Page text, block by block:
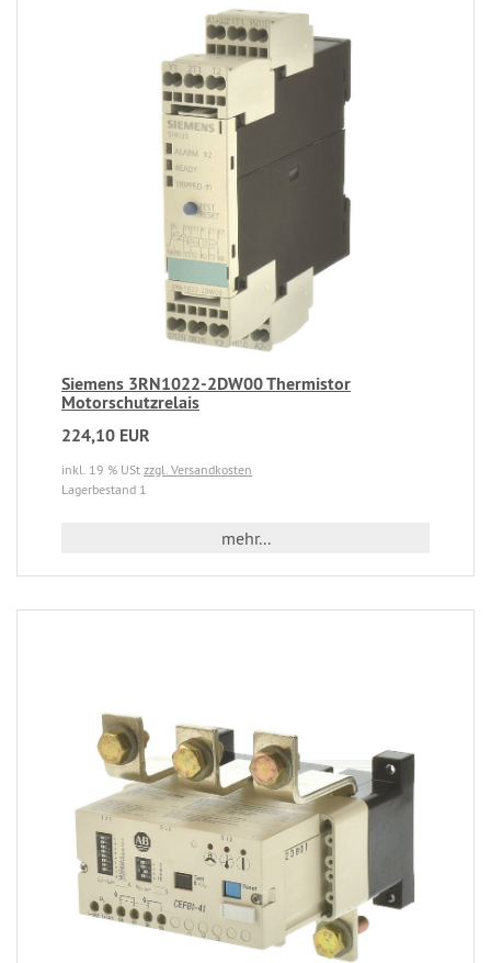
Siemens 3RN1022-2DW00 Thermistor
Motorschutzrelais
224,10 EUR
inkl. 19 % USt zzgl. Versandkosten
Lagerbestand 1
mehr...